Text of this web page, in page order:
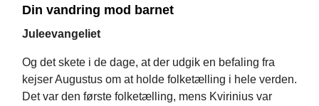
Din vandring mod barnet
Juleevangeliet
Og det skete i de dage, at der udgik en befaling fra
kejser Augustus om at holde folketælling i hele verden.
Det var den første folketælling, mens Kvirinius var